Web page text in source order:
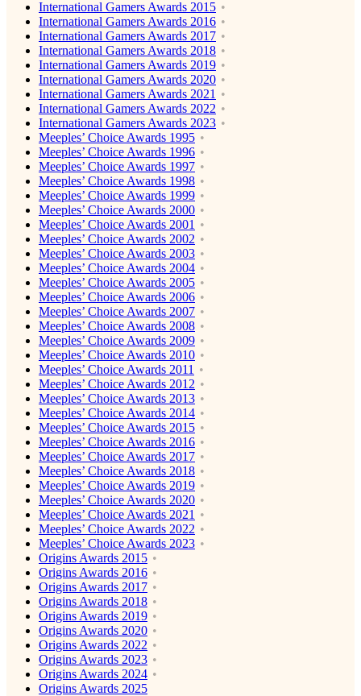
International Gamers Awards 2015
International Gamers Awards 2016
International Gamers Awards 2017
International Gamers Awards 2018
International Gamers Awards 2019
International Gamers Awards 2020
International Gamers Awards 2021
International Gamers Awards 2022
International Gamers Awards 2023
Meeples’ Choice Awards 1995
Meeples’ Choice Awards 1996
Meeples’ Choice Awards 1997
Meeples’ Choice Awards 1998
Meeples’ Choice Awards 1999
Meeples’ Choice Awards 2000
Meeples’ Choice Awards 2001
Meeples’ Choice Awards 2002
Meeples’ Choice Awards 2003
Meeples’ Choice Awards 2004
Meeples’ Choice Awards 2005
Meeples’ Choice Awards 2006
Meeples’ Choice Awards 2007
Meeples’ Choice Awards 2008
Meeples’ Choice Awards 2009
Meeples’ Choice Awards 2010
Meeples’ Choice Awards 2011
Meeples’ Choice Awards 2012
Meeples’ Choice Awards 2013
Meeples’ Choice Awards 2014
Meeples’ Choice Awards 2015
Meeples’ Choice Awards 2016
Meeples’ Choice Awards 2017
Meeples’ Choice Awards 2018
Meeples’ Choice Awards 2019
Meeples’ Choice Awards 2020
Meeples’ Choice Awards 2021
Meeples’ Choice Awards 2022
Meeples’ Choice Awards 2023
Origins Awards 2015
Origins Awards 2016
Origins Awards 2017
Origins Awards 2018
Origins Awards 2019
Origins Awards 2020
Origins Awards 2022
Origins Awards 2023
Origins Awards 2024
Origins Awards 2025